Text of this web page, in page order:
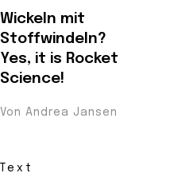
Wickeln mit
Stoffwindeln?
Yes, it is Rocket
Science!
Von Andrea Jansen
Text